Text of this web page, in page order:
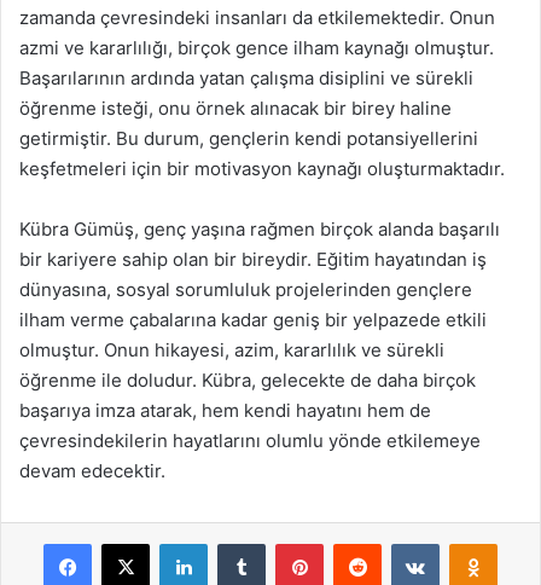
zamanda çevresindeki insanları da etkilemektedir. Onun
azmi ve kararlılığı, birçok gence ilham kaynağı olmuştur.
Başarılarının ardında yatan çalışma disiplini ve sürekli
öğrenme isteği, onu örnek alınacak bir birey haline
getirmiştir. Bu durum, gençlerin kendi potansiyellerini
keşfetmeleri için bir motivasyon kaynağı oluşturmaktadır.
Kübra Gümüş, genç yaşına rağmen birçok alanda başarılı
bir kariyere sahip olan bir bireydir. Eğitim hayatından iş
dünyasına, sosyal sorumluluk projelerinden gençlere
ilham verme çabalarına kadar geniş bir yelpazede etkili
olmuştur. Onun hikayesi, azim, kararlılık ve sürekli
öğrenme ile doludur. Kübra, gelecekte de daha birçok
başarıya imza atarak, hem kendi hayatını hem de
çevresindekilerin hayatlarını olumlu yönde etkilemeye
devam edecektir.
Facebook
X LinkedInTumblr PinterestReddit VKontakte